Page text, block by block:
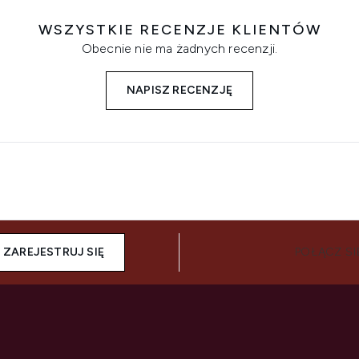
WSZYSTKIE RECENZJE KLIENTÓW
Obecnie nie ma żadnych recenzji.
NAPISZ RECENZJĘ
ZAREJESTRUJ SIĘ POŁĄCZ